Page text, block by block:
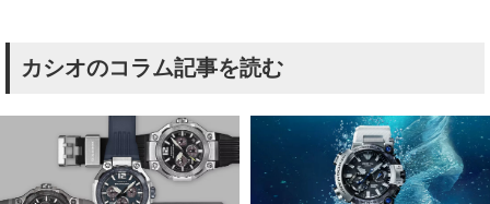
カシオのコラム記事を読む